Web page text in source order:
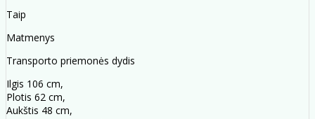
Taip
Matmenys
Transporto priemonės dydis
Ilgis 106 cm,
Plotis 62 cm,
Aukštis 48 cm,